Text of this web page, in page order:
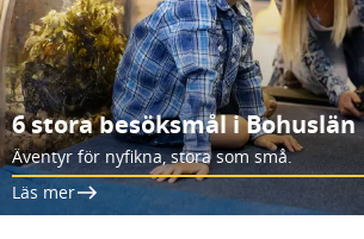
6 stora besöksmål i Bohuslän
Äventyr för nyfikna, stora som små.
Läs mer